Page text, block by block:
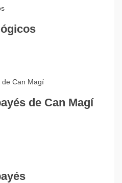
de Can Magí